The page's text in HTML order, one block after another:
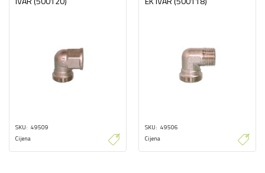
SKU 49509
Cijena
SKU 49506
Cijena